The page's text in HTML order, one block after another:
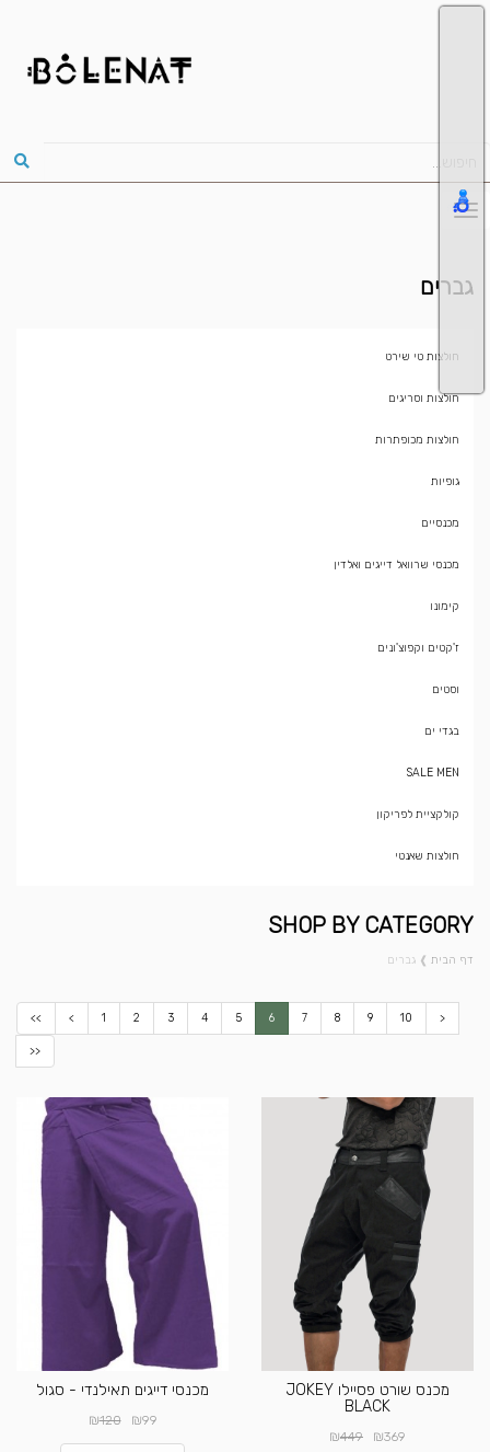
גברים
חולצות טי שירט
חולצות וסריגים
חולצות מכופתרות
גופיות
מכנסיים
מכנסי שרוואל דייגים ואלדין
קימונו
ז'קטים וקפוצ'ונים
וסטים
בגדי ים
SALE MEN
קולקציית לפריקון
חולצות שאנטי
SHOP BY CATEGORY
דף הבית ❱ גברים
<< < 1 2 3 4 5 6 7 8 9 10 >
>>
מכנס שורט פסיילו JOKEY
BLACK
₪369
₪449
מכנסי דייגים תאילנדי - סגול
₪99
₪120